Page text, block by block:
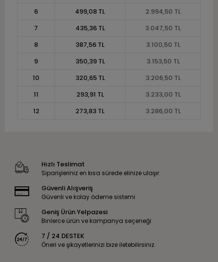
6
499,08 TL
2.994,50 TL
7
435,36 TL
3.047,50 TL
8
387,56 TL
3.100,50 TL
9
350,39 TL
3.153,50 TL
10
320,65 TL
3.206,50 TL
11
293,91 TL
3.233,00 TL
12
273,83 TL 3.286,00 TL
Hızlı Teslimat
Siparişleriniz en kısa sürede elinize ulaşır.
Güvenli Alışveriş
Güvenli ve kolay ödeme sistemi
Geniş Ürün Yelpazesi
Binlerce ürün ve kampanya seçeneği
7 / 24 DESTEK
Öneri ve şikayetlerinizi bize iletebilirsiniz.